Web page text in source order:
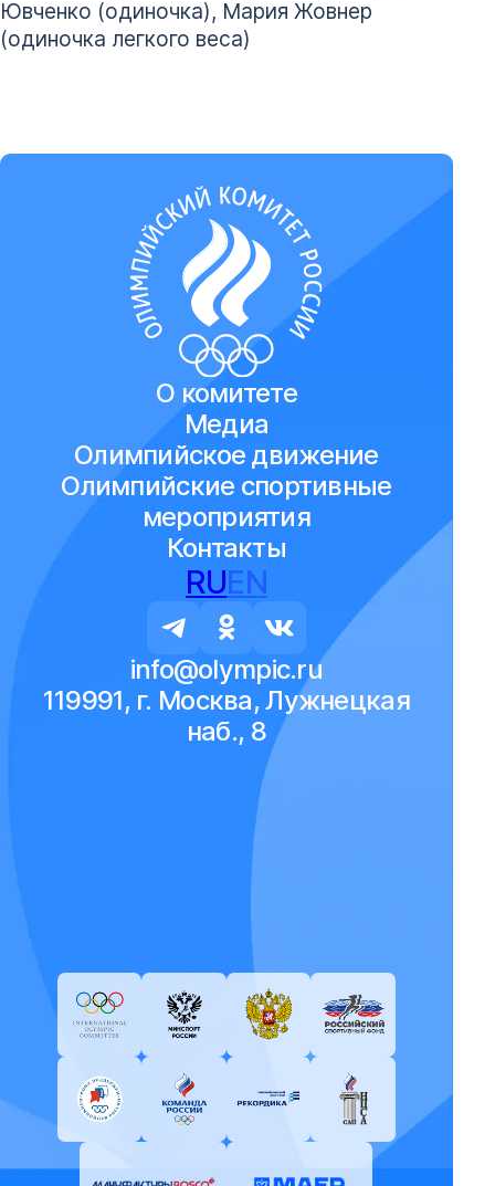
Ювченко (одиночка), Мария Жовнер
(одиночка легкого веса)
О комитете
Медиа
Олимпийское движение
Олимпийские спортивные
мероприятия
Контакты
RUEN
info@olympic.ru
119991, г. Москва, Лужнецкая
наб., 8